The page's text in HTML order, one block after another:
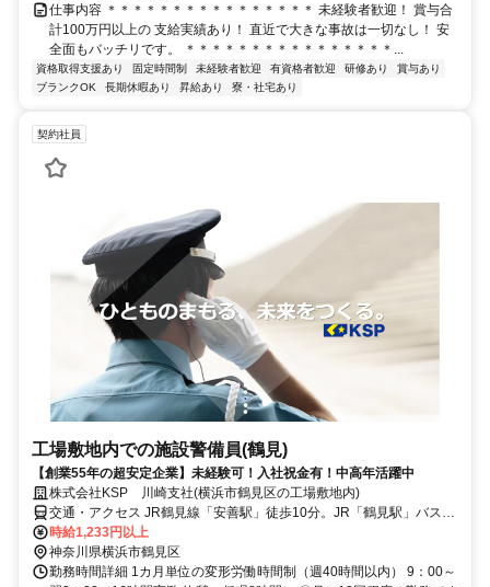
仕事内容 ＊＊＊＊＊＊＊＊＊＊＊＊＊＊＊＊ 未経験者歓迎！ 賞与合
計100万円以上の 支給実績あり！ 直近で大きな事故は一切なし！ 安
全面もバッチリです。 ＊＊＊＊＊＊＊＊＊＊＊＊＊＊＊＊...
資格取得支援あり 固定時間制 未経験者歓迎 有資格者歓迎 研修あり
賞与あり
ブランクOK
長期休暇あり 昇給あり 寮・社宅あり
契約社員
工場敷地内での施設警備員(鶴見)
【創業55年の超安定企業】未経験可！入社祝金有！中高年活躍中
株式会社KSP 川崎支社(横浜市鶴見区の工場敷地内)
交通・アクセス JR鶴見線「安善駅」徒歩10分。JR「鶴見駅」バスで
約20分、バス停から徒歩1分
時給1,233円以上
神奈川県横浜市鶴見区
勤務時間詳細 1カ月単位の変形労働時間制（週40時間以内） 9：00～